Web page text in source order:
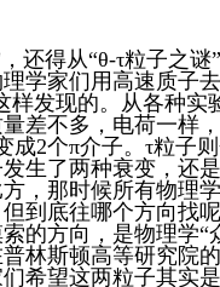
还得从“θ-τ粒子之谜
学家们用高速质子
样发现的。从各种
差不多，电荷一样
成2个π介子。τ粒子
生了两种衰变，还
，那时候所有物理
到底往哪个方向找
的方向，是物理学
林斯顿高等研究院
希望这两粒子其实